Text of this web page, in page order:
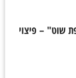
שוט" – פיצוי